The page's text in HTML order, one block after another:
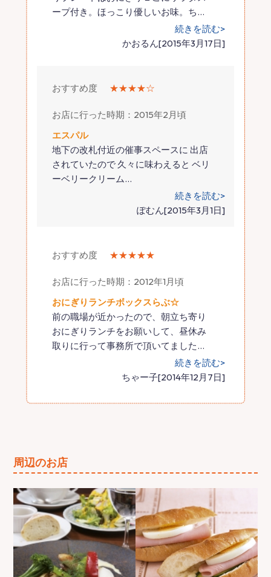
ープ付き。ほっこり優しいお味。ち…
続きを読む>
かおるん[2015年3月17日]
おすすめ度 ★★★★☆
お店に行った時期：2015年2月頃
エスパル
地下の改札付近の催事スペースに 出店
されていたので 久々に味わえると ベリ
ーベリークリーム…
続きを読む>
ぽむん[2015年3月1日]
おすすめ度 ★★★★★
お店に行った時期：2012年1月頃
おにぎりランチボックスらぶ☆
前の職場が近かったので、朝立ち寄り
おにぎりランチをお願いして、昼休み
取りに行って事務所で頂いてました…
続きを読む>
ちゃー子[2014年12月7日]
周辺のお店